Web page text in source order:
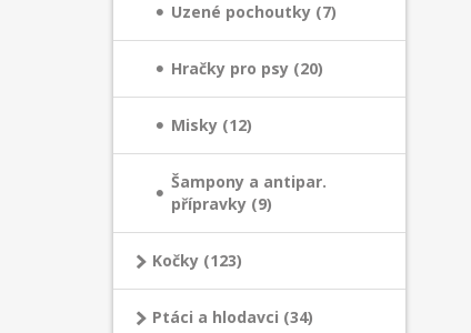
Uzené pochoutky (7)
Hračky pro psy (20)
Misky (12)
Šampony a antipar.
přípravky (9)
Kočky (123)
Ptáci a hlodavci (34)